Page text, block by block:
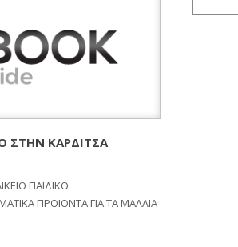
ΣΤΗΝ ΚΑΡΔΙΤΣΑ
ΠΑΙΔΙΚΟ
ΠΡΟΙΟΝΤΑ ΓΙΑ ΤΑ ΜΑΛΛΙΑ